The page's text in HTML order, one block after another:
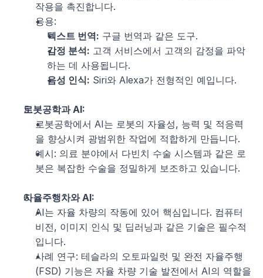
작용을 촉진합니다.
응용:
텍스트 번역: 구글 번역과 같은 도구.
감정 분석: 고객 서비스에서 고객의 감정을 파악
하는 데 사용됩니다.
음성 인식: Siri와 Alexa가 전형적인 예입니다.
로봇공학과 AI:
로봇공학에서 AI는 로봇의 자율성, 능력 및 적응력
을 향상시켜 광범위한 작업에 적합하게 만듭니다.
예시: 의료 분야에서 다빈치 수술 시스템과 같은 로
봇은 복잡한 수술을 정밀하게 보조하고 있습니다.
자율주행차와 AI:
AI는 자율 차량의 작동에 있어 핵심입니다. 컴퓨터
비전, 이미지 인식 및 딥러닝과 같은 기술은 필수적
입니다.
사례 연구: 테슬라의 오토파일럿 및 완전 자율주행
(FSD) 기능은 자율 차량 기술 발전에서 AI의 역할을